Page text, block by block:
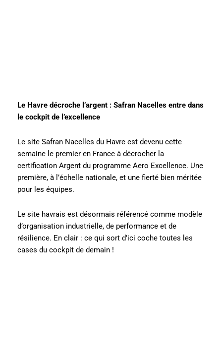
Le Havre décroche l’argent : Safran Nacelles entre dans
le cockpit de l’excellence
Le site Safran Nacelles du Havre est devenu cette
semaine le premier en France à décrocher la
certification Argent du programme Aero Excellence. Une
première, à l’échelle nationale, et une fierté bien méritée
pour les équipes.
Le site havrais est désormais référencé comme modèle
d’organisation industrielle, de performance et de
résilience. En clair : ce qui sort d’ici coche toutes les
cases du cockpit de demain !